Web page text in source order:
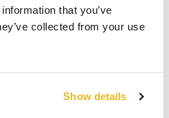
that you’ve
collected from your use
Show details